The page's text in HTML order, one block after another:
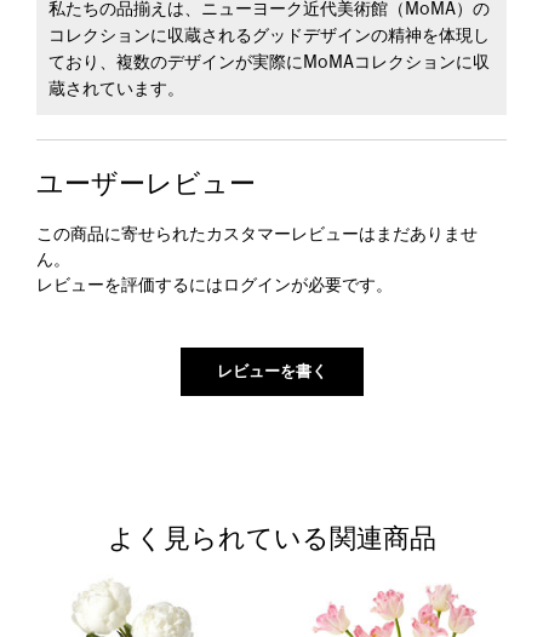
私たちの品揃えは、ニューヨーク近代美術館（MoMA）の
コレクションに収蔵されるグッドデザインの精神を体現し
ており、複数のデザインが実際にMoMAコレクションに収
蔵されています。
ユーザーレビュー
この商品に寄せられたカスタマーレビューはまだありませ
ん。
レビューを評価するには ログインが必要です。
よく見られている関連商品